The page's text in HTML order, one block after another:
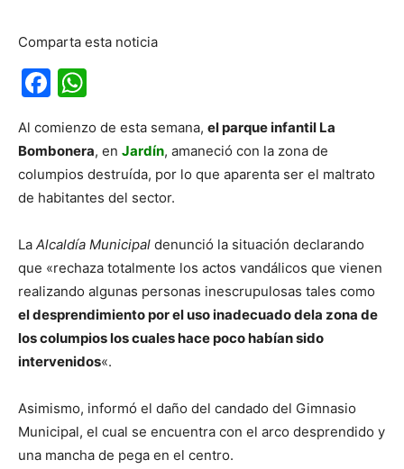
Comparta esta noticia
Facebook
Al comienzo de esta semana, el parque infantil La
Bombonera, en Jardín, amaneció con la zona de
columpios destruída, por lo que aparenta ser el maltrato
de habitantes del sector.
La Alcaldía Municipal denunció la situación declarando
que «rechaza totalmente los actos vandálicos que vienen
realizando algunas personas inescrupulosas tales como
el desprendimiento por el uso inadecuado dela zona de
los columpios los cuales hace poco habían sido
intervenidos«.
Asimismo, informó el daño del candado del Gimnasio
Municipal, el cual se encuentra con el arco desprendido y
una mancha de pega en el centro.